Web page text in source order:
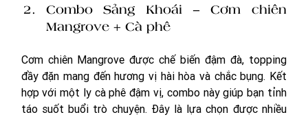
Combo Sảng Khoái – Cơm chiên
Mangrove + Cà phê
Cơm chiên Mangrove được chế biến đậm đà, topping
đầy đặn mang đến hương vị hài hòa và chắc bụng. Kết
hợp với một ly cà phê đậm vị, combo này giúp bạn tỉnh
táo suốt buổi trò chuyện. Đây là lựa chọn được nhiều